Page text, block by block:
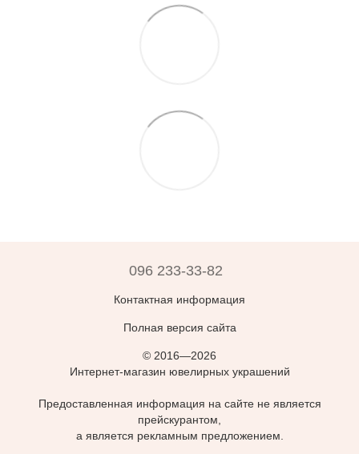
096 233-33-82
Контактная информация
Полная версия сайта
© 2016—2026
Интернет-магазин ювелирных украшений
Предоставленная информация на сайте не является
прейскурантом,
а является рекламным предложением.